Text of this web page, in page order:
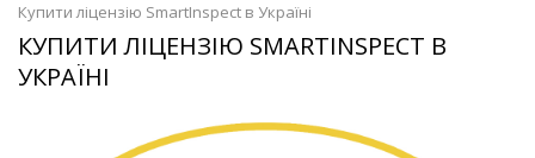
Купити ліцензію SmartInspect в Україні
КУПИТИ ЛІЦЕНЗІЮ SMARTINSPECT В
УКРАЇНІ